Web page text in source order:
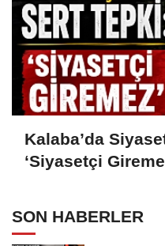
Kalaba’da
‘Siyasetçi
SON HABERLER